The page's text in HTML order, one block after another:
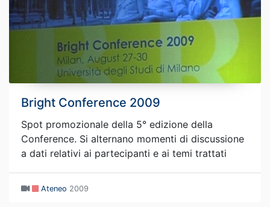
Bright Conference 2009
Spot promozionale della 5° edizione della
Conference. Si alternano momenti di discussione
a dati relativi ai partecipanti e ai temi trattati
Ateneo 2009